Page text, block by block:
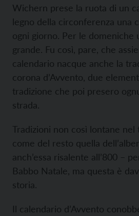
Wichern prese la ruota di un
legno della circonferenza una
ogni giorno. Per le domeniche
grande. Fu così, pare, che
calendario nacque anche la
corona d’Avvento, due
tradizione che poi presero
strada.
Tradizioni non così lontane nel
come del resto quella
anch’essa risalente all’800 –
Babbo Natale, ma questa è
storia.
Il calendario d’Avvento